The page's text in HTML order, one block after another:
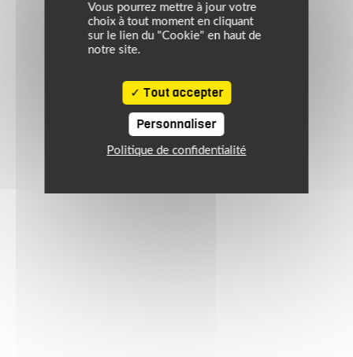
Vous pourrez mettre à jour votre
choix à tout moment en cliquant
sur le lien du "Cookie" en haut de
notre site.
Tout accepter
Personnaliser
Politique de confidentialité